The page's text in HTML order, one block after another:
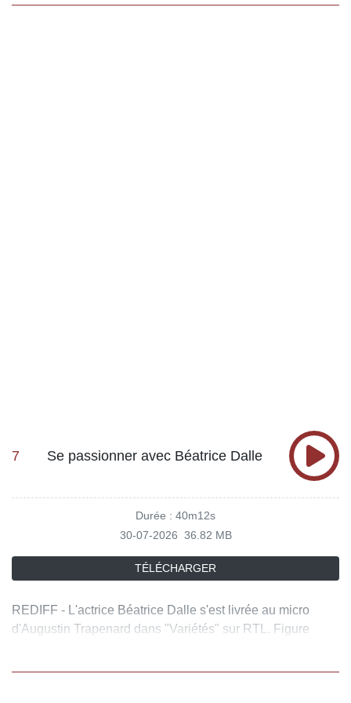
7 Se passionner avec Béatrice Dalle
Durée : 40m12s
30-07-2026 36.82 MB
TÉLÉCHARGER
REDIFF - L'actrice Béatrice Dalle s'est livrée au micro
d'Augustin Trapenard dans "Variétés" sur RTL. Figure